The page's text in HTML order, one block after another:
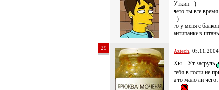
Уткин =)
чето ты все
=)
то у меня с
антипанке в
29 Aztech ,
Хы…Ут-засруль
тебя в гости не
а то мало ли